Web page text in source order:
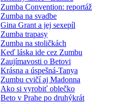
Zumba Convention: reportáž
Zumba na svadbe
Gina Grant a jej sexepíl
Zumba trapasy
Zumba na stoličkách
Keď láska ide cez Zumbu
Zaujímavosti o Betovi
Krásna a úspešná-Tanya
Zumbu cvičí aj Madonna
Ako si vyrobiť oblečko
Beto v Prahe po druhýkrát